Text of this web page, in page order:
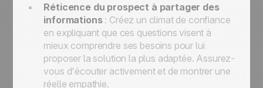
Réticence du prospect à partager des
informations: Créez un climat de confiance
en expliquant que ces questions visent à
mieux comprendre ses besoins pour lui
proposer la solution la plus adaptée. Assurez-
vous d'écouter activement et de montrer une
réelle empathie.